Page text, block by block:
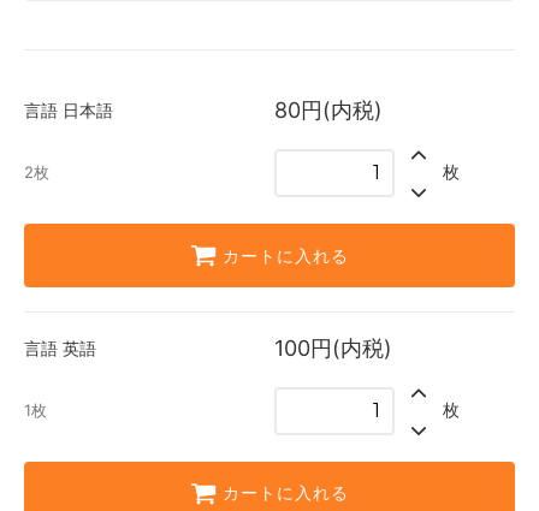
言語 日本語 80円(内税)
2枚 枚
カートに入れる
言語 英語 100円(内税)
1枚 枚
カートに入れる